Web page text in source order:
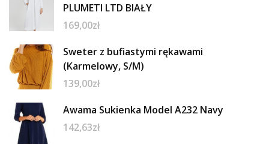
PLUMETI LTD BIAŁY
169,00zł
Sweter z bufiastymi rękawami
(Karmelowy, S/M)
139,00zł
Awama Sukienka Model A232 Navy
142,63zł